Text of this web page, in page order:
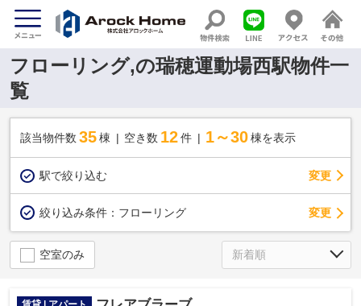
フローリング,の瑞穂運動場西駅物件一
覧
該当物件数 35棟 空き数 12 件 1～30 棟を表示
駅で絞り込む 変更
絞り込み条件： フローリング 変更
空室のみ